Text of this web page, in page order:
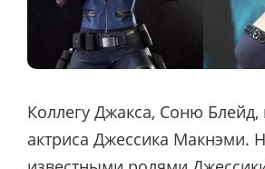
Коллегу Джакса, Соню Блейд,
актриса Джессика Макнэми.